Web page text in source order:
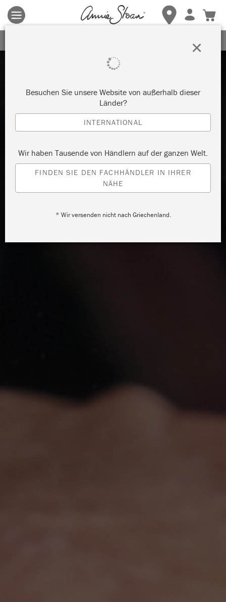
Es gelten die allgemeinen Geschäftsbedingungen.
hierfür weitere Informationen.
Besuchen Sie unsere Website von außerhalb dieser
Länder?
INTERNATIONAL
Wir haben Tausende von Händlern auf der ganzen Welt.
FINDEN SIE DEN FACHHÄNDLER IN IHRER
NÄHE
* Wir versenden nicht nach Griechenland.
×